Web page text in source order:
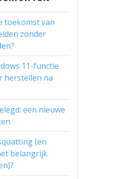
toekomst van
zonder
11-functie
herstellen na
een nieuwe
(en
belangrijk